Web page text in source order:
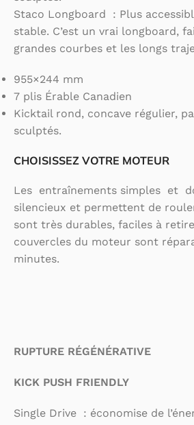
Staco Longboard : Plus
stable. C’est un vrai longboard,
grandes courbes et les longs
955×244 mm
7 plis Érable Canadien
Kicktail rond, concave régulier,
sculptés.
CHOISISSEZ VOTRE MOTEUR
Les entraînements simples et
silencieux et permettent de
sont très durables, faciles à
couvercles du moteur sont
minutes.
RUPTURE RÉGÉNÉRATIVE
KICK PUSH FRIENDLY
Single Drive : économise de